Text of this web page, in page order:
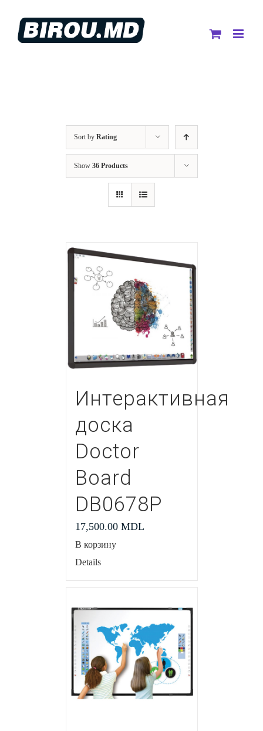
content
Sort by Rating
Show 36 Products
Интерактивная
доска
Doctor
Board
DB0678P
17,500.00 MDL
В корзину
Details